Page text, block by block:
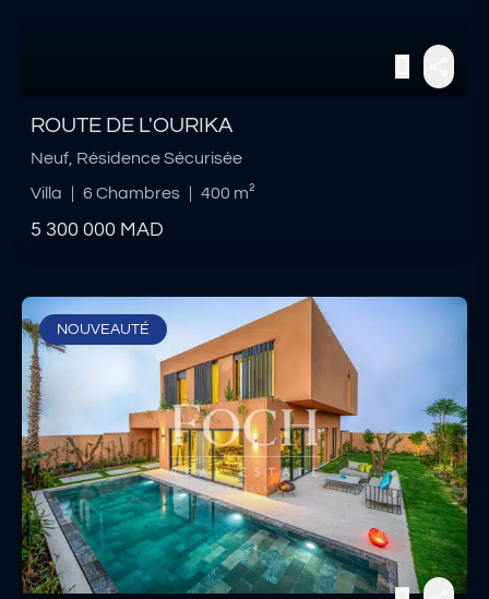
ROUTE DE L'OURIKA
Neuf, Résidence Sécurisée
Villa
6 Chambres 400 m²
5 300 000 MAD
NOUVEAUTÉ